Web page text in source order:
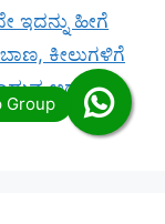
ಇದನ್ನು ಹೀಗೆ
ಕೀಲುಗಳಿಗೆ
ಅದ್ಭುತ